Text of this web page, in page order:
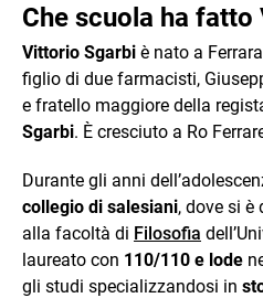
Che scuola ha
Vittorio Sgarbi è nato a
figlio di due farmacisti,
e fratello maggiore della
Sgarbi. È cresciuto a Ro
Durante gli anni
collegio di salesiani, dove si è
alla facoltà di Filosofia
laureato con 110/110 e lode
gli studi specializzandosi in